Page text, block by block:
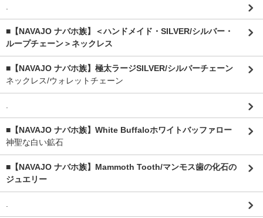
.
■【NAVAJO ナバホ族】＜ハンドメイド・SILVER/シルバー・
ループチェーン＞ネックレス
■【NAVAJO ナバホ族】極太ラージSILVER/シルバーチェーン
ネックレス/ウォレットチェーン
.
■【NAVAJO ナバホ族】White Buffaloホワイトバッファロー
神聖な白い鉱石
■【NAVAJO ナバホ族】Mammoth Tooth/マンモス歯の化石の
ジュエリー
.